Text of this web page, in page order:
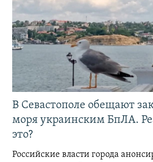
В Севастополе обещают
моря украинским БпЛА.
это?
Российские власти города